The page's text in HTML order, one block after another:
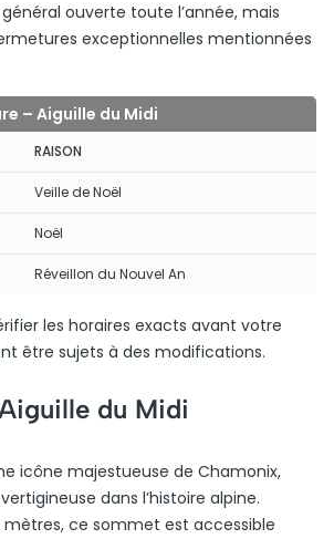
ouverte toute l’année, mais
exceptionnelles mentionnées
– Aiguille du Midi
RAISON
Veille de Noël
Noël
Réveillon du Nouvel An
les horaires exacts avant votre
être sujets à des modifications.
du Midi
icône majestueuse de Chamonix,
dans l’histoire alpine.
ce sommet est accessible